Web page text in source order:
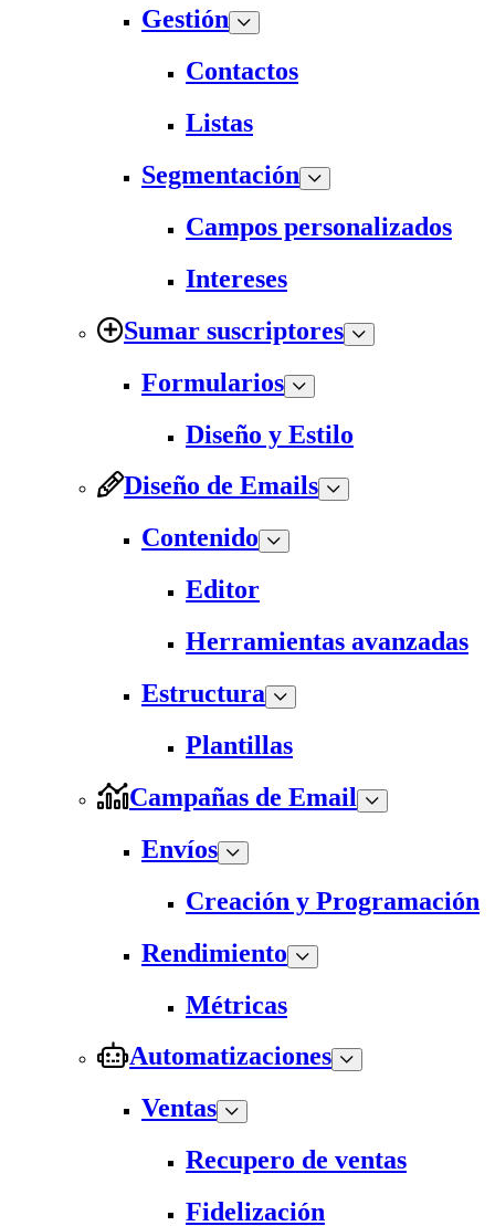
Gestión
Contactos
Listas
Segmentación
Campos personalizados
Intereses
Sumar suscriptores
Formularios
Diseño y Estilo
Diseño de Emails
Contenido
Editor
Herramientas avanzadas
Estructura
Plantillas
Campañas de Email
Envíos
Creación y Programación
Rendimiento
Métricas
Automatizaciones
Ventas
Recupero de ventas
Fidelización